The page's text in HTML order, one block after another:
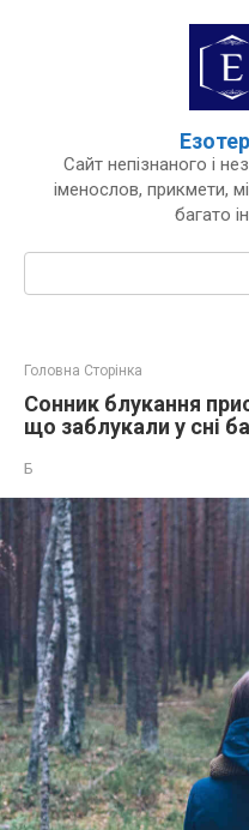
Сайт непізнаного і
іменослов, прикмети,
багато
Пошук:
Головна Сторінка
Сонник блукання
що заблукали у сні
Б